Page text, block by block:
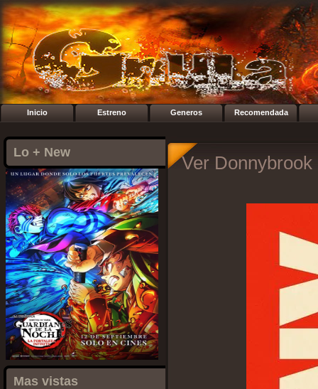
Inicio Estreno Generos Recomendada
Lo + New
Mas vistas
Ver